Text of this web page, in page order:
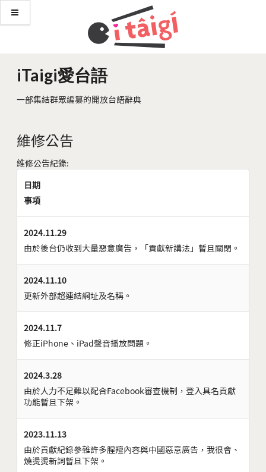
iTaigi愛台語
一部集結群眾編纂的開放台語辭典
維修公告
維修公告紀錄:
日期
事項
2024.11.29
由於後台仍收到大量惡意廣告，「貢獻新講法」暫且關閉。
2024.11.10
更新外部超連結網址及名稱。
2024.11.7
修正iPhone、iPad聲音播放問題。
2024.3.28
由於人力不足難以配合Facebook審查機制，登入具名貢獻
功能暫且下架。
2023.11.13
由於貢獻紀錄參雜許多腥羶內容與中國惡意廣告，我很會、
燒燙燙新詞暫且下架。